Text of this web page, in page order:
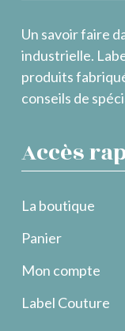
Un savoir faire
industrielle.
produits
conseils de
Accès
La boutique
Panier
Mon compte
Label Couture